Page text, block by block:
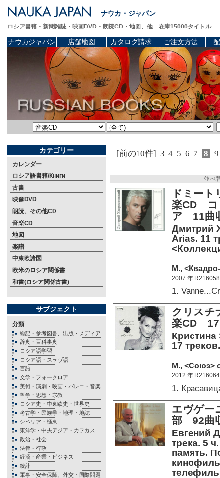
ナウカ・ジャパン
ロシア書籍・新聞雑誌・映画DVD・朗読CD・地図、他 在庫15000タイトル
ナウカジャパン 店舗地図 カタログ請求 ご注文方法
カテゴリー
カレンダー
ロシア語書籍/Книги
古書
映像DVD
朗読、その他CD
音楽CD
地図
楽譜
中東欧諸国
欧米のロシア関係書
和書(ロシア関係古書)
サブジェクト
分類
総記・参考図書、出版・メディア
辞典・百科事典
ロシア語学習
ロシア語・スラヴ語
言語
文学・フォークロア
美術・演劇・映画・バレエ・音楽
哲学・思想・宗教
ロシア史・中東欧史・世界史
考古学・民族学・地理・地誌
シベリア・極東
東洋学・中央アジア・カフカス
政治・社会
法律・行政
経済・産業・ビジネス
統計
軍事・安全保障、外交・国際問題
[前の10件] 3 4 5 6 7 8 9
並べ
ドミー
楽CD コ
ア 11曲
Дмитрий
Arias. 11
М.,
2007 年 R216058
1.
クリス
楽CD 17
Кристина
17
М., <Союз>
2012 年 R216064
1.
エヴゲ
部 92
Евгений
трека. 5
память.